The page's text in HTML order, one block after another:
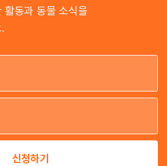
활동과 동물 소식을
이
이
신청하기